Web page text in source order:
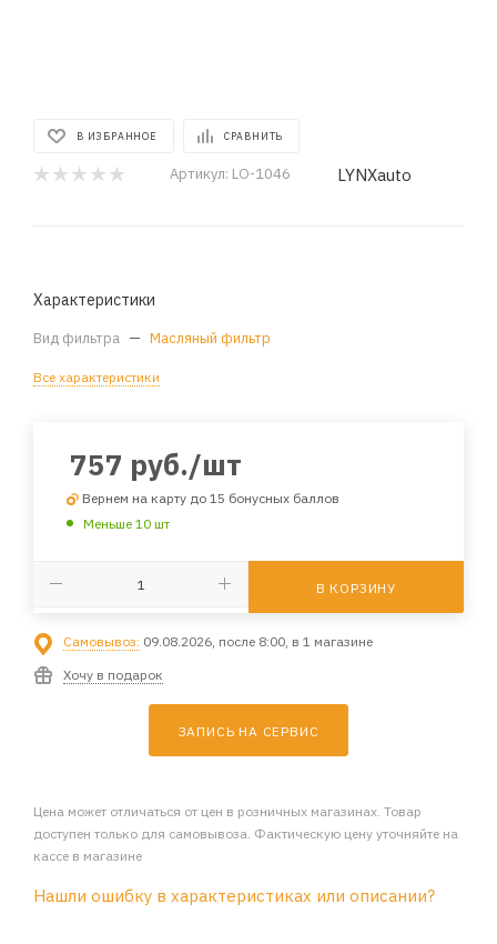
В ИЗБРАННОЕ СРАВНИТЬ
Артикул: LO-1046 LYNXauto
Характеристики
Вид фильтра — Масляный фильтр
Все характеристики
757 руб./шт
Вернем на карту до 15 бонусных баллов
Меньше 10 шт
В КОРЗИНУ
Самовывоз: 09.08.2026, после 8:00, в 1 магазине
Хочу в подарок
ЗАПИСЬ НА СЕРВИС
Цена может отличаться от цен в розничных магазинах. Товар
доступен только для самовывоза. Фактическую цену уточняйте на
кассе в магазине
Нашли ошибку в характеристиках или описании?